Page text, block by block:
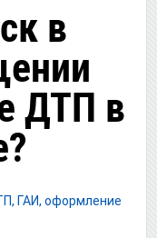
в
ДТП в
ГАИ, оформление